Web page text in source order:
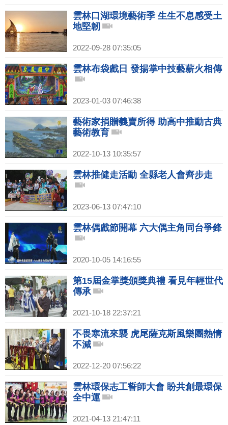
雲林口湖環境藝術季 生生不息感受土
地堅韌
2022-09-28 07:35:05
雲林布袋戲日 發揚掌中技藝薪火相傳
2023-01-03 07:46:38
藝術家捐贈義賣所得 助高中推動古典
藝術教育
2022-10-13 10:35:57
雲林推健走活動 全縣老人會齊步走
2023-06-13 07:47:10
雲林偶戲節開幕 六大偶主角同台爭鋒
2020-10-05 14:16:55
第15屆金掌獎頒獎典禮 看見年輕世代
傳承
2021-10-18 22:37:21
不畏寒流來襲 虎尾薩克斯風樂團熱情
不減
2022-12-20 07:56:22
雲林環保志工誓師大會 盼共創最環保
全中運
2021-04-13 21:47:11